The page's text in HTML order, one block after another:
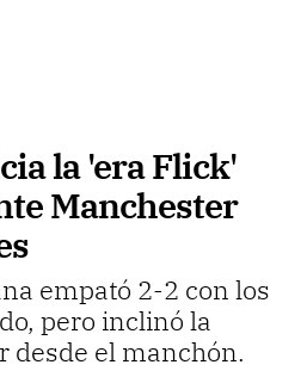
la 'era Flick'
Manchester
empató 2-2 con los
pero inclinó la
desde el manchón.